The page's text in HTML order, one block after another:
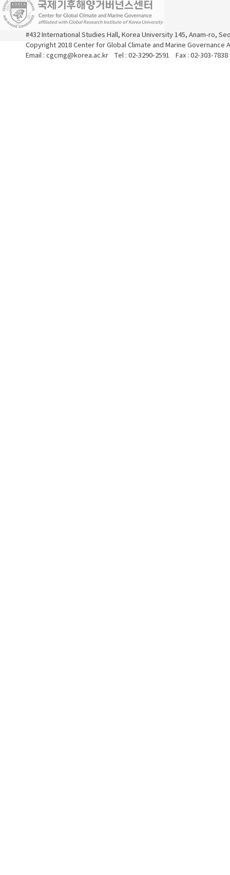
#432 International Studies Hall, Korea University 145, Anam-ro,
Copyright 2018 Center for Global Climate and Marine Governance
Email : cgcmg@korea.ac.kr Tel : 02-3290-2591 Fax : 02-303-7838